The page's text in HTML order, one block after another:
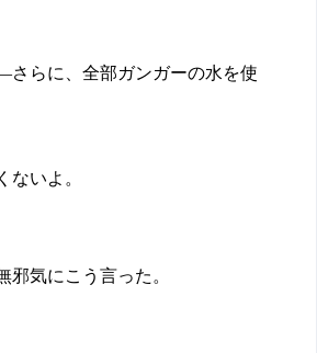
らに、全部ガンガーの水を使
いよ。
気にこう言った。